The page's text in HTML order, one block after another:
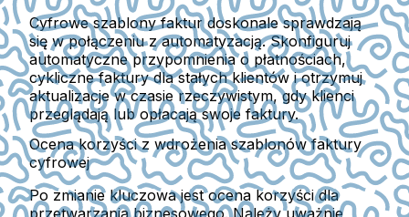
Cyfrowe szablony faktur doskonale sprawdzają
się w połączeniu z automatyzacją. Skonfiguruj
automatyczne przypomnienia o płatnościach,
cykliczne faktury dla stałych klientów i otrzymuj
aktualizacje w czasie rzeczywistym, gdy klienci
przeglądają lub opłacają swoje faktury.
Ocena korzyści z wdrożenia szablonów faktury
cyfrowej
Po zmianie kluczowa jest ocena korzyści dla